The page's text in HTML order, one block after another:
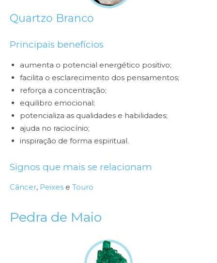
Quartzo Branco
Principais benefícios
aumenta o potencial energético positivo;
facilita o esclarecimento dos pensamentos;
reforça a concentração;
equilibro emocional;
potencializa as qualidades e habilidades;
ajuda no raciocínio;
inspiração de forma espiritual.
Signos que mais se relacionam
Câncer, Peixes e Touro
Pedra de Maio